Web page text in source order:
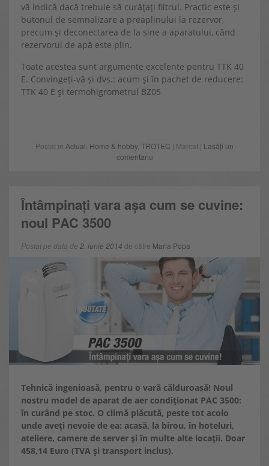
vă indică dacă trebuie să curățați filtrul. Practic este și
butonul de semnalizare a preaplinului la rezervor,
precum și deconectarea de la sine a aparatului, când
rezervorul de apă este plin.
Toate acestea sunt argumente excelente pentru TTK 40
E. Convingeți-vă și dvs.: acum și în pachet de reducere:
TTK 40 E și termohigrometrul BZ05
Postat în Actual Home & hobby, TROTEC | Marcat | Lasăți un
comentariu
Întâmpinați vara așa cum se cuvine:
noul PAC 3500
Postat pe data de 2. iunie 2014 de către Maria Popa
Tehnică ingenioasă, pentru o vară călduroasă! Noul
nostru model de aparat de aer condiționat PAC 3500:
în curând pe stoc. O climă plăcută, peste tot acolo
unde aveți nevoie de ea: acasă, la birou, în hoteluri,
ateliere, camere de server și în multe alte locații. Doar
458,14 Euro (TVA și transport inclus).